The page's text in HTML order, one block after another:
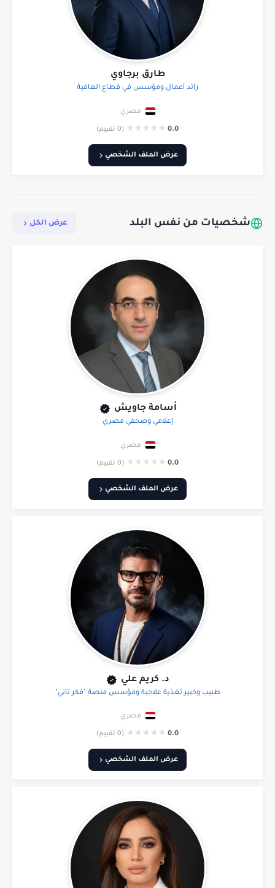
طارق برجاوي
رائد أعمال ومؤسس في قطاع العافية
مصري
0.0
★
★
★
★
★ (0 تقييم)
عرض الملف الشخصي
شخصيات من نفس البلد عرض الكل
أسامة جاويش
إعلامي وصحفي مصري
مصري
0.0
★
★
★
★
★ (0 تقييم)
عرض الملف الشخصي
د. كريم علي
طبيب وخبير تغذية علاجية ومؤسس منصة "فكر تاني"
مصري
0.0
★
★
★
★
★ (0 تقييم)
عرض الملف الشخصي